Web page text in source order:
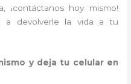
¡contáctanos hoy mismo!
a devolverle la vida a tu
y deja tu celular en